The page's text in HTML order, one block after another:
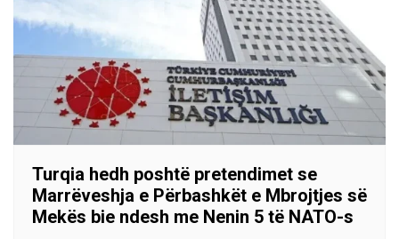
Turqia hedh poshtë pretendimet se
Marrëveshja e Përbashkët e Mbrojtjes së
Mekës bie ndesh me Nenin 5 të NATO-s